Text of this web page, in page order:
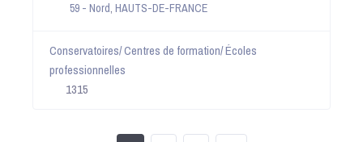
59 - Nord, HAUTS-DE-FRANCE
Conservatoires/ Centres de formation/ Écoles
professionnelles
1315